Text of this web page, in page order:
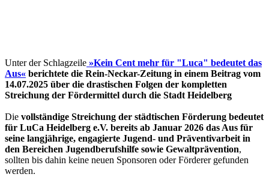
Unter der Schlagzeile »Kein Cent mehr für "Luca" bedeutet das
Aus« berichtete die Rein-Neckar-Zeitung in einem Beitrag vom
14.07.2025 über die drastischen Folgen der kompletten
Streichung der Fördermittel durch die Stadt Heidelberg
Die vollständige Streichung der städtischen Förderung bedeutet
für LuCa Heidelberg e.V. bereits ab Januar 2026 das Aus für
seine langjährige, engagierte Jugend- und Präventivarbeit in
den Bereichen Jugendberufshilfe sowie Gewaltprävention,
sollten bis dahin keine neuen Sponsoren oder Förderer gefunden
werden.